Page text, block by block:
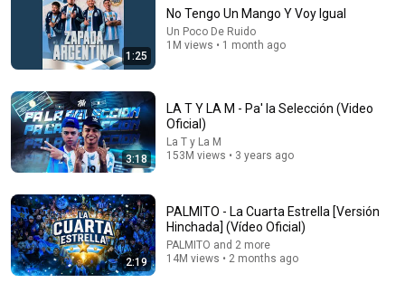
MIX MUNDIAL 2026 🇦🇷 VAMOS ARGENTINA! | La
Previa Mundialista (Cumbia, Remixes y Más...) 🔥
DJ Martin Xander • 536K views
1:25
No Tengo Un Mango Y Voy Igual
Un Poco De Ruido
1M views • 1 month ago
3:18
LA T Y LA M - Pa' la Selección (Video
Oficial)
La T y La M
153M views • 3 years ago
2:19
PALMITO - La Cuarta Estrella [Versión
Hinchada] (Vídeo Oficial)
PALMITO and 2 more
14M views • 2 months ago